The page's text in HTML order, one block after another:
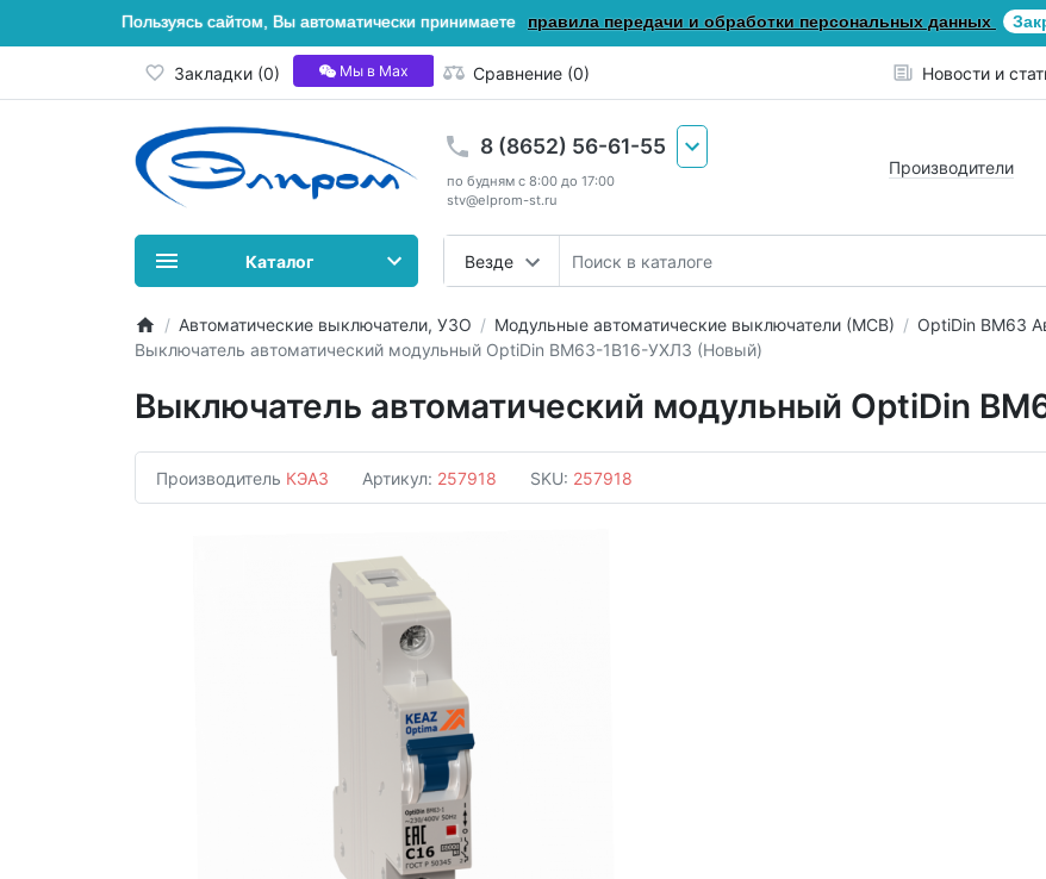
Пользуясь сайтом, Вы автоматически принимаете правила передачи и обработки персональных данных
Закладки (0) Мы в Мах Сравнение (0) Новости и
8 (8652) 56-61-55
по будням с 8:00 до 17:00
stv@elprom-st.ru
Везде
Производители
Каталог
Автоматические выключатели, УЗО Модульные автоматические выключатели (МСВ)
OptiDin ВМ63
Выключатель автоматический модульный OptiDin BM63-1B16-УХЛ3 (Новый)
Выключатель автоматический модульный OptiDin
Производитель КЭАЗ Артикул: 257918 SKU: 257918